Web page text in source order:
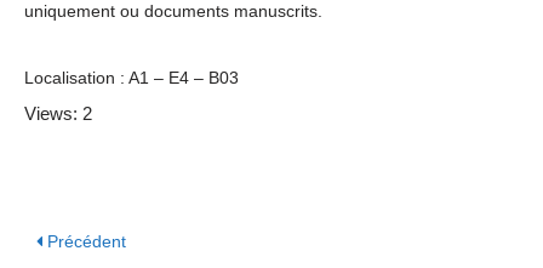
uniquement ou documents manuscrits.
Localisation : A1 – E4 – B03
Views: 2
Précédent